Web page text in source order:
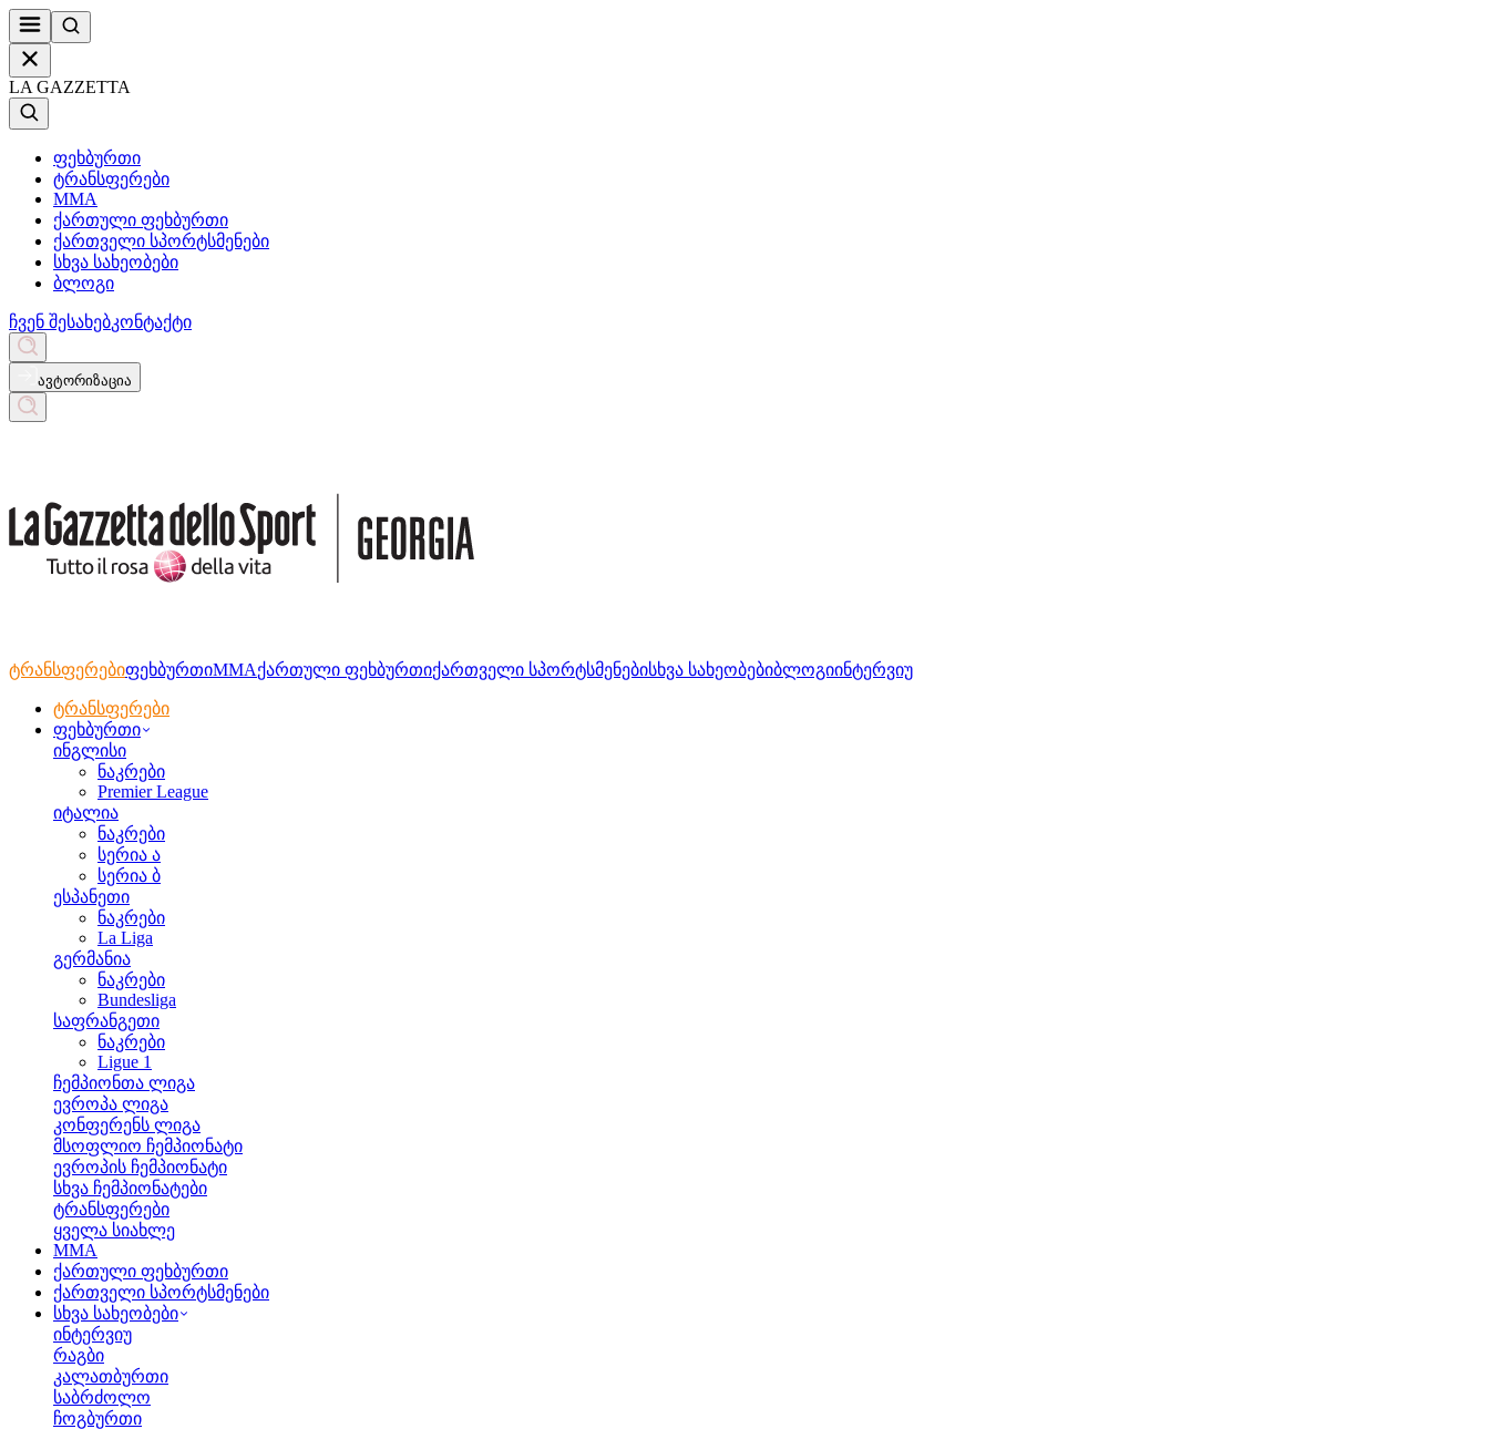
LA GAZZETTA
ფეხბურთი
ტრანსფერები
MMA
ქართული ფეხბურთი
ქართველი სპორტსმენები
სხვა სახეობები
ბლოგი
ჩვენ შესახებკონტაქტი
ავტორიზაცია
ტრანსფერებიფეხბურთიMMAქართული ფეხბურთიქართველი სპორტსმენებისხვა სახეობებიბლოგიინტერვიუ
ტრანსფერები
ფეხბურთი
ინგლისი
ნაკრები
Premier League
იტალია
ნაკრები
სერია ა
სერია ბ
ესპანეთი
ნაკრები
La Liga
გერმანია
ნაკრები
Bundesliga
საფრანგეთი
ნაკრები
Ligue 1
ჩემპიონთა ლიგა
ევროპა ლიგა
კონფერენს ლიგა
მსოფლიო ჩემპიონატი
ევროპის ჩემპიონატი
სხვა ჩემპიონატები
ტრანსფერები
ყველა სიახლე
MMA
ქართული ფეხბურთი
ქართველი სპორტსმენები
სხვა სახეობები
ინტერვიუ
რაგბი
კალათბურთი
საბრძოლო
ჩოგბურთი